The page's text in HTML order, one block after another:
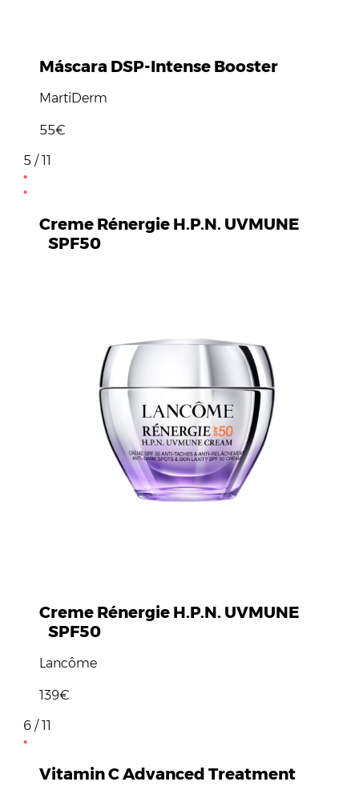
Máscara DSP-Intense Booster
MartiDerm
55€
5 / 11
Creme Rénergie H.P.N. UVMUNE
SPF50
Creme Rénergie H.P.N. UVMUNE
SPF50
Lancôme
139€
6 / 11
Vitamin C Advanced Treatment